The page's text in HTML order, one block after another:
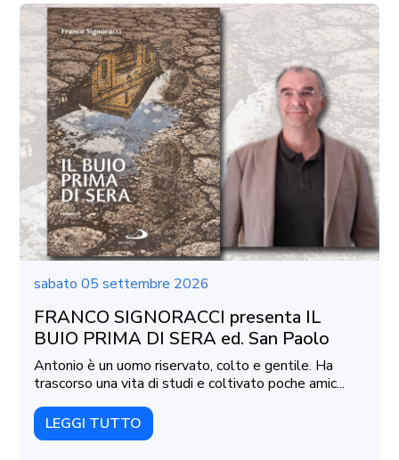
sabato 05 settembre 2026
FRANCO SIGNORACCI presenta IL
BUIO PRIMA DI SERA ed. San Paolo
Antonio è un uomo riservato, colto e gentile. Ha
trascorso una vita di studi e coltivato poche amic...
LEGGI TUTTO